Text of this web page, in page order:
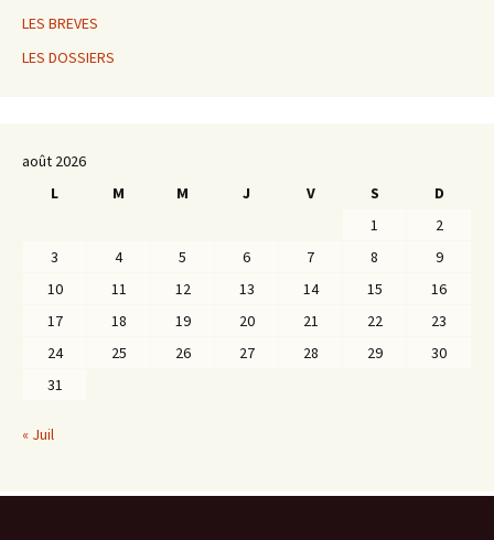
LES BREVES
LES DOSSIERS
août 2026
L
M M J V S
D
1
2
3
4 5 6 7 8
9
10
11 12 13 14 15
16
17
18 19 20 21 22
23
24
25 26 27 28 29
30
31
« Juil